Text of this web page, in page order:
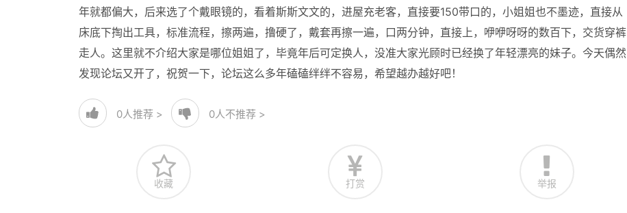
年就都偏大，后来选了个戴眼镜的，看着斯斯文文的，进屋充老客，直接要150带口的，小姐姐也不墨迹，直接从
床底下掏出工具，标准流程，擦两遍，撸硬了，戴套再擦一遍，口两分钟，直接上，咿咿呀呀的数百下，交货穿裤
走人。这里就不介绍大家是哪位姐姐了，毕竟年后可定换人，没准大家光顾时已经换了年轻漂亮的妹子。今天偶然
发现论坛又开了，祝贺一下，论坛这么多年磕磕绊绊不容易，希望越办越好吧！
0人推荐 > 0人不推荐 >
收藏 打赏 举报